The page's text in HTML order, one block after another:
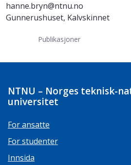
hanne.bryn@ntnu.no
Gunnerushuset, Kalvskinnet
Publikasjoner
NTNU – Norges teknisk-
universitet
For ansatte
For studenter
Innsida